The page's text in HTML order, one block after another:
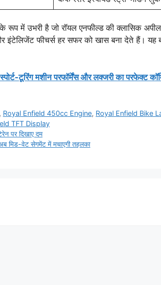
में उभरी है जो रॉयल एनफील्ड की क्लासिक
फीचर्स हर सफर को खास बना देते हैं। यह
टूरिंग मशीन परफॉर्मेंस और लक्जरी का परफेक्ट
, Royal Enfield 450cc Engine, Royal Enfield Bike
TFT Display
पर दिखाए दम
मिड-वेट सेगमेंट में मचाएगी तहलका